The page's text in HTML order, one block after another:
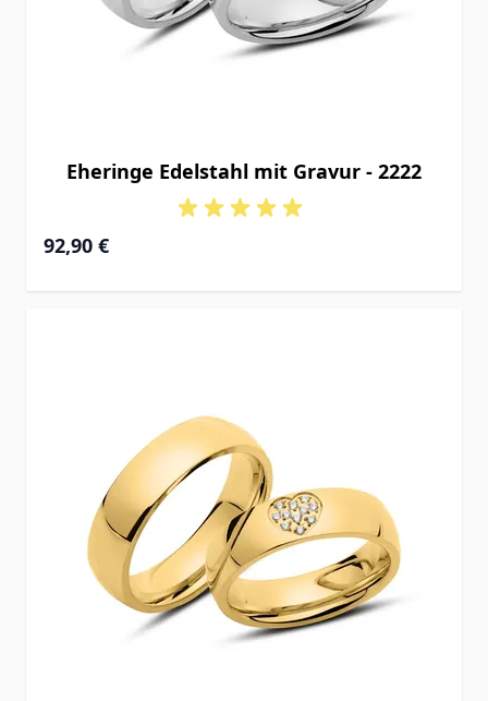
Eheringe Edelstahl mit Gravur - 2222
92,90 €